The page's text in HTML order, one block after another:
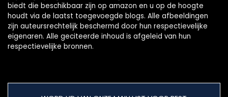
biedt die beschikbaar zijn op amazon en u op de hoogte
houdt via de laatst toegevoegde blogs. Alle afbeeldingen
zijn auteursrechtelijk beschermd door hun respectievelijke
eigenaren. Alle geciteerde inhoud is afgeleid van hun
respectievelijke bronnen.